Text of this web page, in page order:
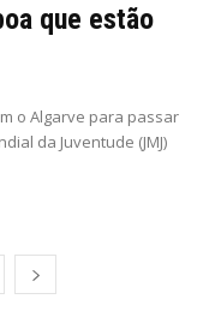
que estão
o Algarve para passar
da Juventude (JMJ)